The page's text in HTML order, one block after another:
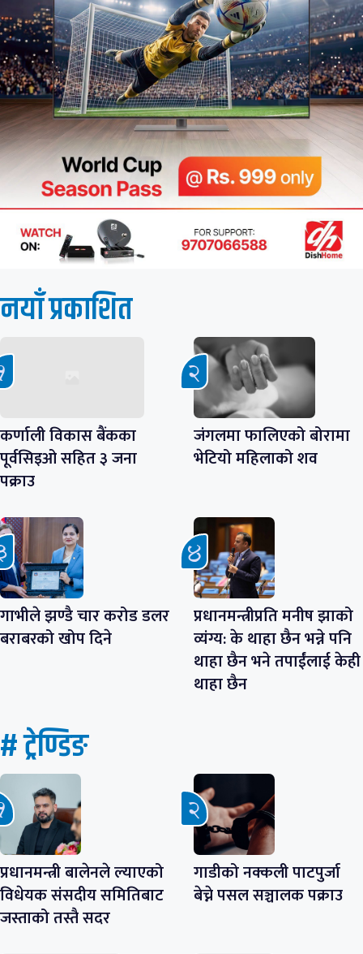
नयाँ प्रकाशित
कर्णाली विकास बैंकका
पूर्वसिइओ सहित ३ जना
पक्राउ
जंगलमा फालिएको बोरामा
भेटियो महिलाको शव
गाभीले झण्डै चार करोड डलर
बराबरको खोप दिने
प्रधानमन्त्रीप्रति मनीष झाको
व्यंग्य: के थाहा छैन भन्ने पनि
थाहा छैन भने तपाईंलाई केही
थाहा छैन
# ट्रेण्डिङ
प्रधानमन्त्री बालेनले ल्याएको
विधेयक संसदीय समितिबाट
जस्ताको तस्तै सदर
गाडीको नक्कली पाटपुर्जा
बेच्ने पसल सञ्चालक पक्राउ